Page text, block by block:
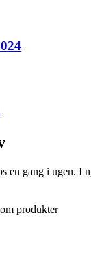
en gang i ugen. I